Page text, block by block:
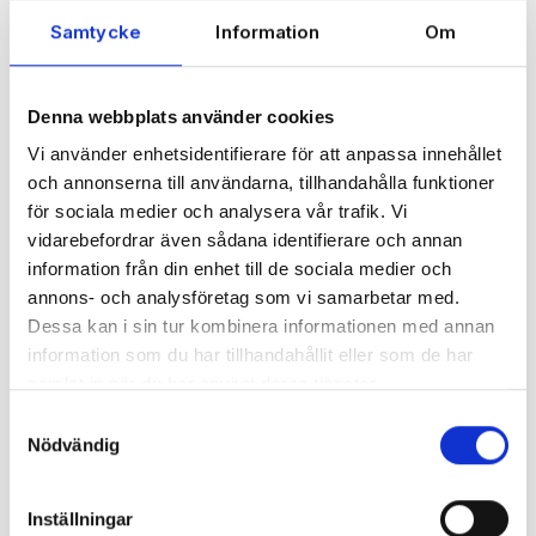
Samtycke Information Om
Denna webbplats använder cookies
Vi använder enhetsidentifierare för att anpassa innehållet
och annonserna till användarna, tillhandahålla funktioner
för sociala medier och analysera vår trafik. Vi
vidarebefordrar även sådana identifierare och annan
information från din enhet till de sociala medier och
annons- och analysföretag som vi samarbetar med.
Dessa kan i sin tur kombinera informationen med annan
information som du har tillhandahållit eller som de har
Nödvändig
Inställningar
ytterligare personal.
snabbats upp betydligt och kunderna får sina
enklare och tydligare hantering för vår lagerpersonal,
vilket gjort att vi sparar cirka tio arbetstimmar per
dag. Vi kan därmed hantera större ordervolymer än
tidigare, med samma personalstyrka. Vi står nu
rustade för att fortsätta vår tillväxt och ser fram emot
ett fortsatt samarbete med Specter,avslutar Simon.
Läs mer om Teknikproffseteller besök deras